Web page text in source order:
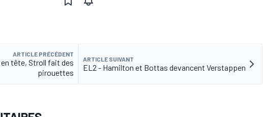
ARTICLE PRÉCÉDENT
tête, Stroll fait des
pirouettes
ARTICLE SUIVANT
EL2 - Hamilton et Bottas devancent Verstappen